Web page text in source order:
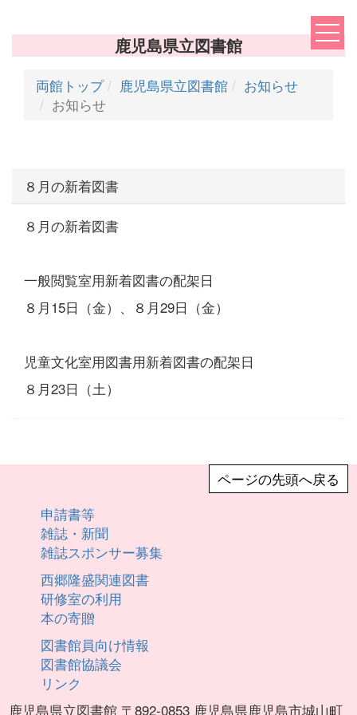
鹿児島県立図書館
両館トップ 鹿児島県立図書館
お知らせ
お知らせ
８月の新着図書
８月の新着図書
一般閲覧室用新着図書の配架日
８月15日（金）、８月29日（金）
児童文化室用図書用新着図書の配架日
８月23日（土）
ページの先頭へ戻る
申請書等
雑誌・新聞
雑誌スポンサー募集
西郷隆盛関連図書
研修室の利用
本の寄贈
図書館員向け情報
図書館協議会
リンク
鹿児島県立図書館 〒892-0853 鹿児島県鹿児島市城山町